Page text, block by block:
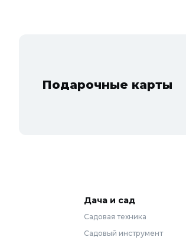
Подарочные карты
Дача и сад
Садовая техника
Садовый инструмент